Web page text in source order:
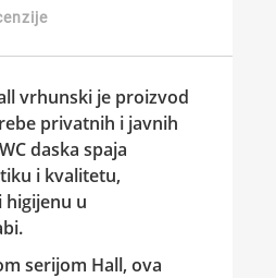
vrhunski je proizvod
privatnih i javnih
daska spaja
i kvalitetu,
u
serijom Hall, ova